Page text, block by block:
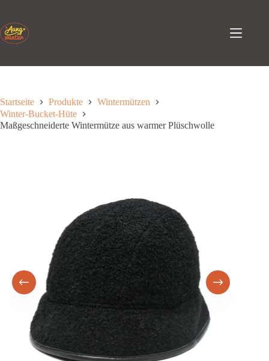
springen
Startseite Produkte
Wintermützen
Winter-Bucket-Hüte
Maßgeschneiderte Wintermütze aus warmer Plüschwolle